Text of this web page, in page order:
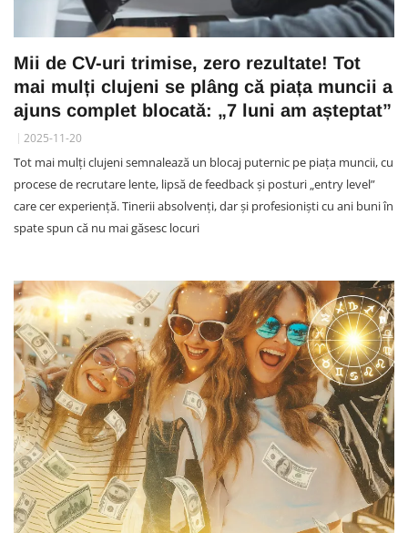
Mii de CV-uri trimise, zero rezultate! Tot
mai mulți clujeni se plâng că piața muncii a
ajuns complet blocată: „7 luni am așteptat”
2025-11-20
Tot mai mulți clujeni semnalează un blocaj puternic pe piața muncii, cu
procese de recrutare lente, lipsă de feedback și posturi „entry level”
care cer experiență. Tinerii absolvenți, dar și profesioniști cu ani buni în
spate spun că nu mai găsesc locuri